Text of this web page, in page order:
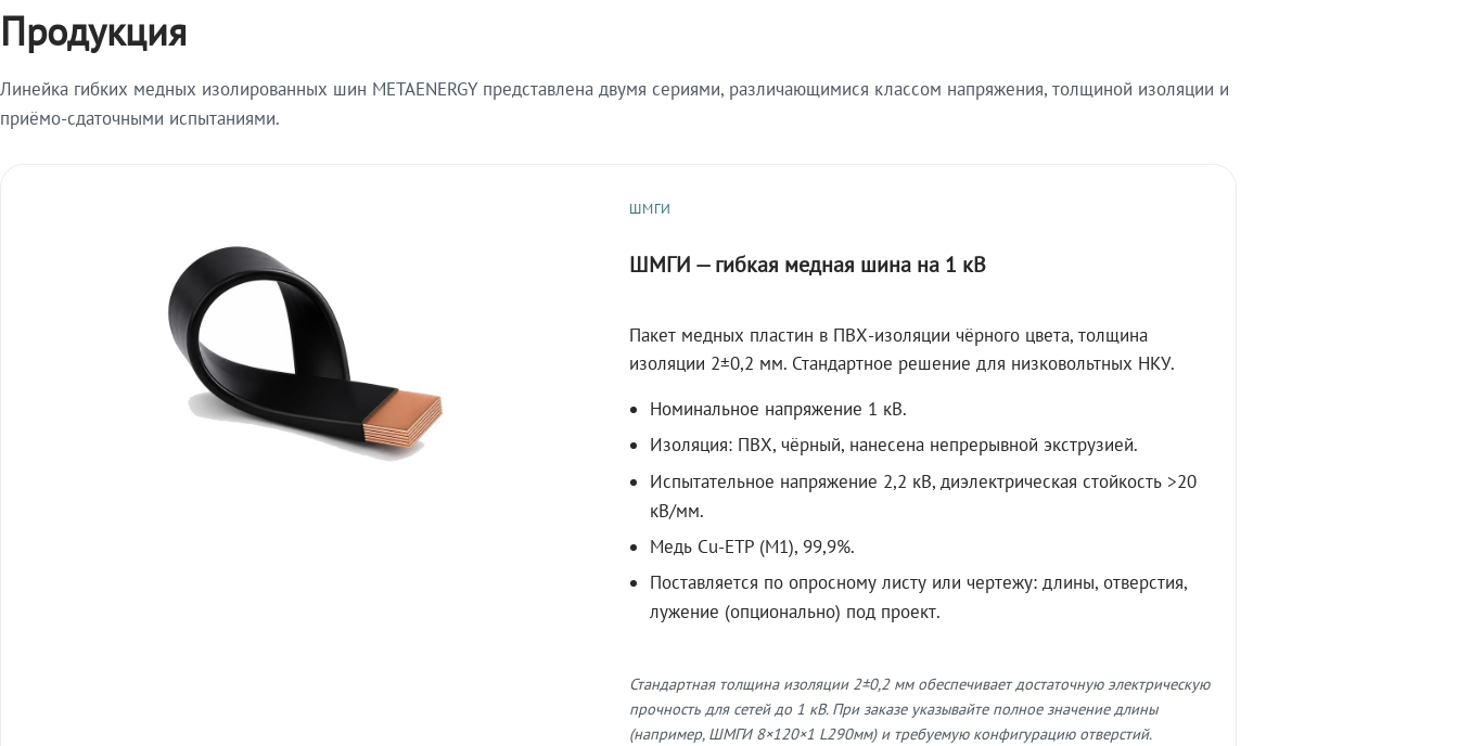
Продукция
Линейка гибких медных изолированных шин METAENERGY представлена двумя сериями, различающимися классом напряжения, толщиной изоляции и
приёмо-сдаточными испытаниями.
ШМГИ
ШМГИ — гибкая медная шина на 1 кВ
Пакет медных пластин в ПВХ-изоляции чёрного цвета, толщина
изоляции 2±0,2 мм. Стандартное решение для низковольтных НКУ.
Номинальное напряжение 1 кВ.
Изоляция: ПВХ, чёрный, нанесена непрерывной экструзией.
Испытательное напряжение 2,2 кВ, диэлектрическая стойкость >20
кВ/мм.
Медь Cu-ETP (M1), 99,9%.
Поставляется по опросному листу или чертежу: длины, отверстия,
лужение (опционально) под проект.
Стандартная толщина изоляции 2±0,2 мм обеспечивает достаточную электрическую
прочность для сетей до 1 кВ. При заказе указывайте полное значение длины
(например, ШМГИ 8×120×1 L290мм) и требуемую конфигурацию отверстий.